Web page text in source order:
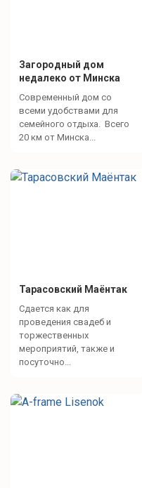
печь-камие на дровах
Активный отдых
Загородный дом
недалеко от Минска
Современный дом со
всеми удобствами для
семейного отдыха. Всего
20 км от Минска...
Тарасовский Маёнтак
Сдается как для
проведения свадеб и
торжественных
мероприятий, также и
посуточно...